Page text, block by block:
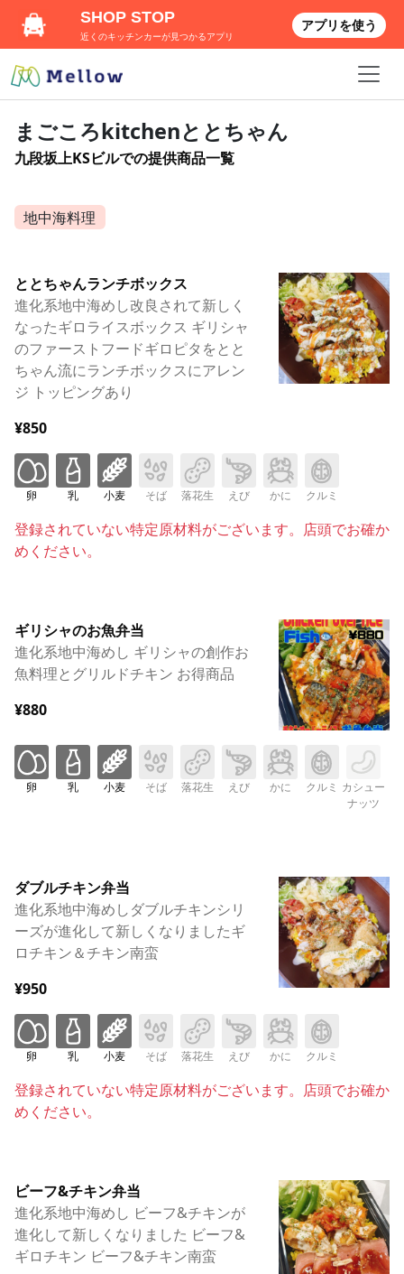
まごころkitchenととちゃん
九段坂上KSビルでの提供商品一覧
地中海料理
ととちゃんランチボックス
進化系地中海めし改良されて新しく
なったギロライスボックス ギリシャ
のファーストフードギロピタをとと
ちゃん流にランチボックスにアレン
ジ トッピングあり
¥850
卵 乳 小麦 そば 落花生 えび かに クルミ
登録されていない特定原材料がございます。店頭でお確か
めください。
ギリシャのお魚弁当
進化系地中海めし ギリシャの創作お
魚料理とグリルドチキン お得商品
¥880
卵 乳 小麦 そば 落花生 えび かに クルミ カシュー
ナッツ
ダブルチキン弁当
進化系地中海めしダブルチキンシリ
ーズが進化して新しくなりましたギ
ロチキン＆チキン南蛮
¥950
卵 乳 小麦 そば 落花生 えび かに クルミ
登録されていない特定原材料がございます。店頭でお確か
めください。
ビーフ&チキン弁当
進化系地中海めし ビーフ&チキンが
進化して新しくなりました ビーフ&
ギロチキン ビーフ&チキン南蛮
SHOP STOP
近くのキッチンカーが見つかるアプリ
アプリを使う